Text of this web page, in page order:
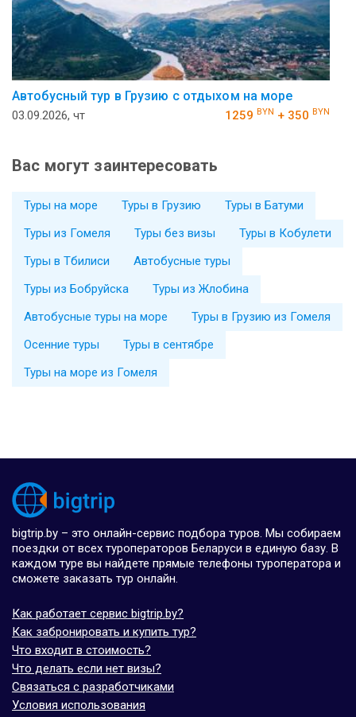
Автобусный тур в Грузию с отдыхом на море
03.09.2026, чт 1259 BYN + 350 BYN
Вас могут заинтересовать
Туры на море Туры в Грузию
Туры в Батуми
Туры из Гомеля
Туры без визы
Туры в Кобулети
Туры в Тбилиси
Автобусные туры
Туры из Бобруйска
Туры из Жлобина
Автобусные туры на море
Туры в Грузию из Гомеля
Осенние туры
Туры в сентябре
Туры на море из Гомеля
bigtrip.by – это онлайн-сервис подбора туров. Мы собираем
поездки от всех туроператоров Беларуси в единую базу. В
каждом туре вы найдете прямые телефоны туроператора и
сможете заказать тур онлайн.
Как работает сервис bigtrip.by?
Как забронировать и купить тур?
Что входит в стоимость?
Что делать если нет визы?
Связаться с разработчиками
Условия использования